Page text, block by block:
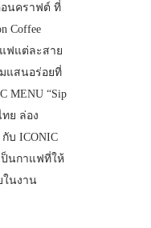
อนคราฟต์ ที่
Coffee
แฟแต่ละสาย
แสนอร่อยที่
MENU “Sip
ย ล่อง
บ ICONIC
ป็นกาแฟที่ให้
ในงาน